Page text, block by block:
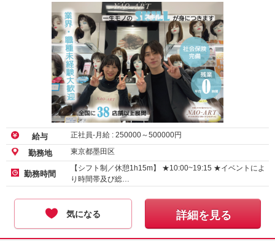
給与 正社員-月給 : 250000～500000円
勤務地 東京都墨田区
勤務時間
【シフト制／休憩1h15m】 ★10:00~19:15 ★イベントによ
り時間帯及び総…
気になる 詳細を見る